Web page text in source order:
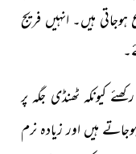
ہوجاتی ہیں۔ انہیں فریج
کیونکہ ٹھنڈی جگہ پر
ہیں اورزیادہ نرم